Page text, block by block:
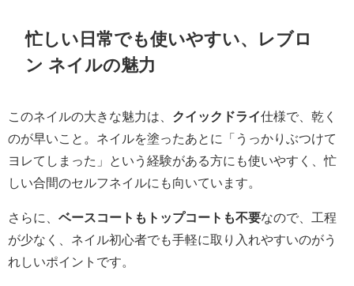
忙しい日常でも使いやすい、レブロ
ン ネイルの魅力
このネイルの大きな魅力は、 クイックドライ仕様で、乾く
のが早いこと。ネイルを塗ったあとに「うっかりぶつけて
ヨレてしまった」という経験がある方にも使いやすく、忙
しい合間のセルフネイルにも向いています。
さらに、 ベースコートもトップコートも不要なので、工程
が少なく、ネイル初心者でも手軽に取り入れやすいのがう
れしいポイントです。